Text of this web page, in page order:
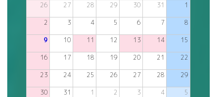
26 27 28 29 30 31 1
2 3 4 5 6 7 8
9 10 11 12 13 14 15
16 17 18 19 20 21 22
23 24 25 26 27 28 29
30 31 1 2 3 4 5